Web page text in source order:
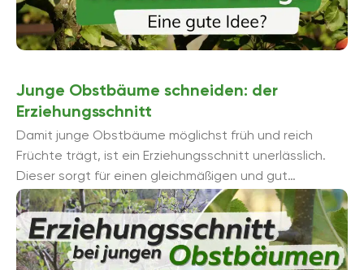
Junge Obstbäume schneiden: der
Erziehungsschnitt
Damit junge Obstbäume möglichst früh und reich
Früchte trägt, ist ein Erziehungsschnitt unerlässlich.
Dieser sorgt für einen gleichmäßigen und gut
belichteten Kronenaufbau, ...